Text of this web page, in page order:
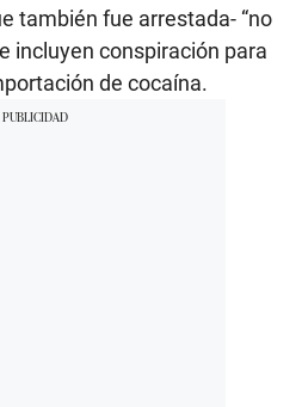
también fue arrestada- “no
incluyen conspiración para
de cocaína.